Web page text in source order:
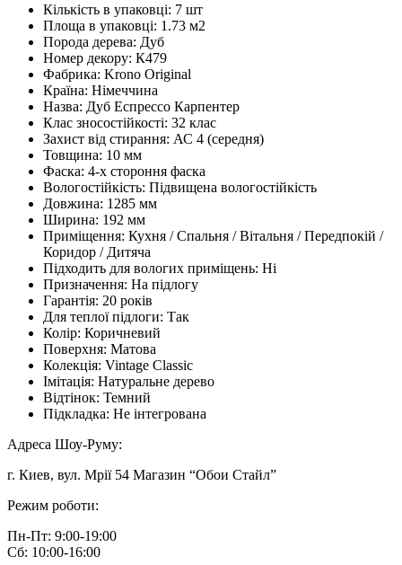
Кількість в упаковці: 7 шт
Площа в упаковці: 1.73 м2
Порода дерева: Дуб
Номер декору: К479
Фабрика: Krono Original
Країна: Німеччина
Назва: Дуб Еспрессо Карпентер
Клас зносостійкості: 32 клас
Захист від стирання: АС 4 (середня)
Товщина: 10 мм
Фаска: 4-х стороння фаска
Вологостійкість: Підвищена вологостійкість
Довжина: 1285 мм
Ширина: 192 мм
Приміщення: Кухня / Спальня / Вітальня / Передпокій /
Коридор / Дитяча
Підходить для вологих приміщень: Ні
Призначення: На підлогу
Гарантія: 20 років
Для теплої підлоги: Так
Колір: Коричневий
Поверхня: Матова
Колекція: Vintage Classic
Імітація: Натуральне дерево
Відтінок: Темний
Підкладка: Не інтегрована
Адреса Шоу-Руму:
г. Киев, вул. Мрії 54 Магазин “Обои Стайл”
Режим роботи:
Пн-Пт: 9:00-19:00
Сб: 10:00-16:00